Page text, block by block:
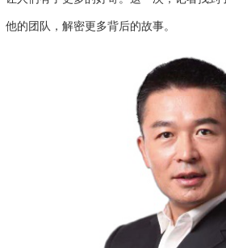
他的团队，解密更多背后的故事。